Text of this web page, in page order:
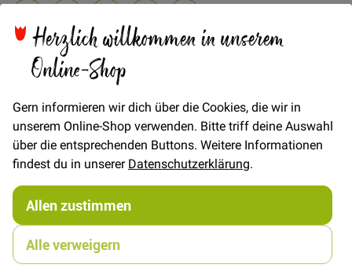
Herzlich willkommen in unserem
Online-Shop
Gern informieren wir dich über die Cookies, die wir in
unserem Online-Shop verwenden. Bitte triff deine Auswahl
über die entsprechenden Buttons. Weitere Informationen
findest du in unsererDatenschutzerklärung.
Allen zustimmen
Alle verweigern
Details
Moderne kurze Bluse in den Größen XXS - L von fritzi
schnittreif
MATERIALEMPFEHLUNG: Es eignet sich leichte
Webware wie Voile, Viskose oder Batist.
Da manche Materialien nach dem Waschen einlaufen,
empfehlen wir nur vorgewaschene Stoffe zu
Frau Aiko ist eine moderne, kurze Bluse mit lockerem
Sitz, überschnittenen Schultern und großen,